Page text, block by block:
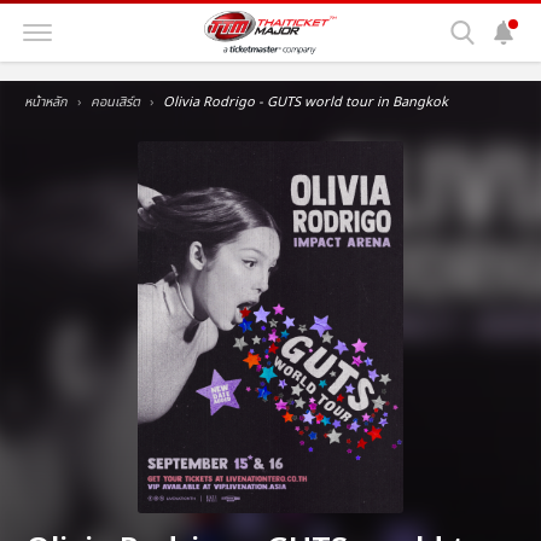
หน้าหลัก คอนเสิร์ต Olivia Rodrigo - GUTS world tour in Bangkok